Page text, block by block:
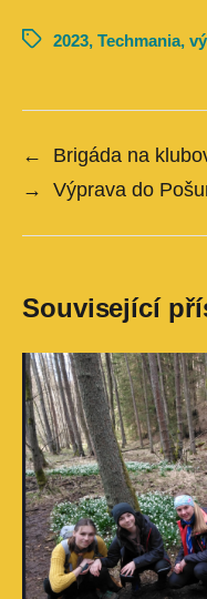
2023, Techmania,
←
Brigáda na
→
Výprava do
Související